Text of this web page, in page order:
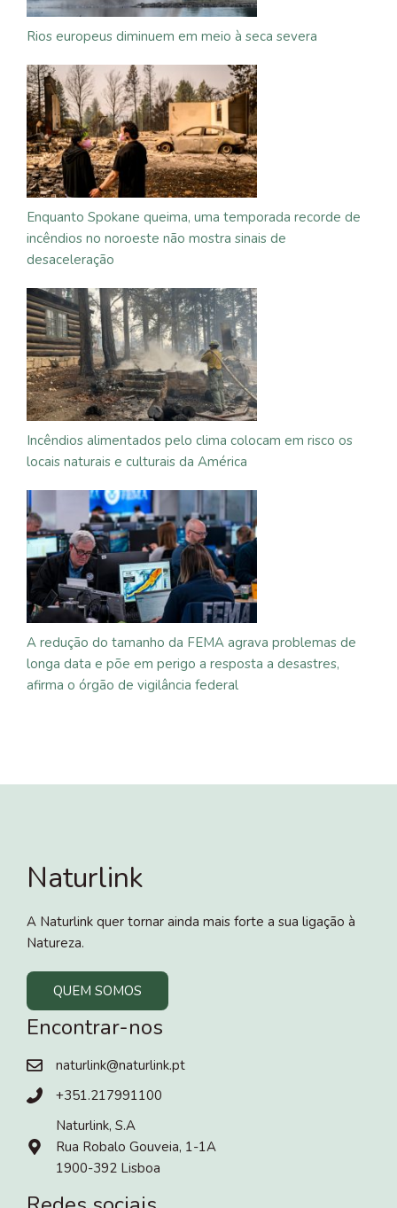
Rios europeus diminuem em meio à seca severa
Enquanto Spokane queima, uma temporada recorde de
incêndios no noroeste não mostra sinais de
desaceleração
Incêndios alimentados pelo clima colocam em risco os
locais naturais e culturais da América
A redução do tamanho da FEMA agrava problemas de
longa data e põe em perigo a resposta a desastres,
afirma o órgão de vigilância federal
Naturlink
A Naturlink quer tornar ainda mais forte a sua ligação à
Natureza.
QUEM SOMOS
Encontrar-nos
naturlink@naturlink.pt
+351.217991100
Naturlink, S.A
Rua Robalo Gouveia, 1-1A
1900-392 Lisboa